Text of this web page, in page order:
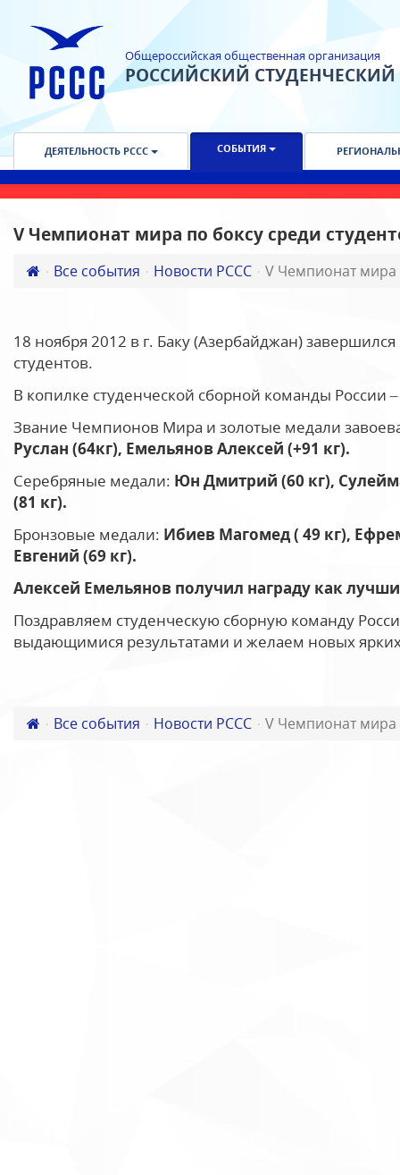
Общероссийская общественная организация
РОССИЙСКИЙ
ДЕЯТЕЛЬНОСТЬ РССС СОБЫТИЯ
V Чемпионат мира по боксу среди
Все события Новости РССС V Чемпионат мира
18 ноября 2012 в г. Баку (Азербайджан)
студентов.
В копилке студенческой сборной команды России
Звание Чемпионов Мира и золотые медали
Руслан (64кг), Емельянов Алексей (+91 кг).
Серебряные медали: Юн Дмитрий (60 кг),
(81 кг).
Бронзовые медали: Ибиев Магомед ( 49 кг),
Евгений (69 кг).
Алексей Емельянов получил награду как
Поздравляем студенческую сборную команду
выдающимися результатами и желаем новых
Все события Новости РССС V Чемпионат мира